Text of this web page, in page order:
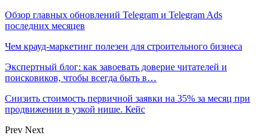
Обзор главных обновлений Telegram и Telegram Ads
последних месяцев
Чем крауд-маркетинг полезен для строительного бизнеса
Экспертный блог: как завоевать доверие читателей и
поисковиков, чтобы всегда быть в…
Снизить стоимость первичной заявки на 35% за месяц при
продвижении в узкой нише. Кейс
Prev Next